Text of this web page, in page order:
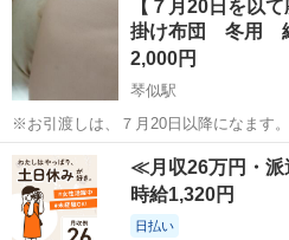
お譲り致します。 クリーニングには、3年程前に出したきりで、来客
は殆ど着ておりません。 ...
【７月20日を以
掛け布団 冬用
2,000円
琴似駅
※お引渡しは、７月20日以降になます
ますのでお気をつけ下さい。 セミダブルサイズの掛け布団です。 掛け
布団カバー（綿、タオル地）２枚付き 殆ど使用しておりません、 引き
取りにいらして下さい
北海道 札幌市 琴似駅 寝具
≪月収26万円・
時給1,320円
日払い